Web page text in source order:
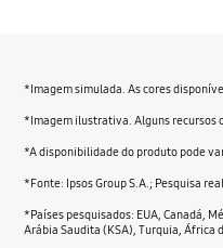
*Imagem simulada. As cores
*Imagem ilustrativa. Alguns recursos
*A disponibilidade do produto pode
*Fonte: Ipsos Group S.A.; Pesquisa
*Países pesquisados: EUA, Canadá,
Arábia Saudita (KSA), Turquia, África